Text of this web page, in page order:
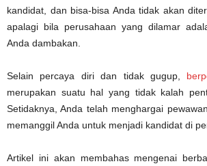
kandidat, dan bisa-bisa Anda tidak akan
apalagi bila perusahaan yang dilamar
Anda dambakan.
Selain percaya diri dan tidak gugup,
merupakan suatu hal yang tidak kalah
Setidaknya, Anda telah menghargai
memanggil Anda untuk menjadi kandidat di
Artikel ini akan membahas mengenai